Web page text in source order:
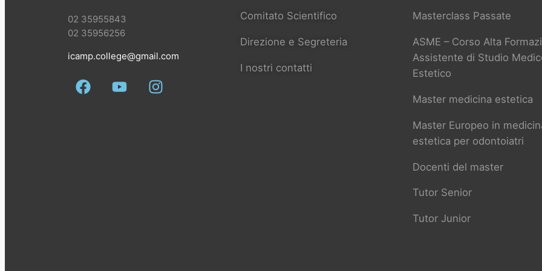
02 35955843
02 35956256
icamp.college@gmail.com
Comitato Scientifico
Direzione e Segreteria
I nostri contatti
Masterclass Passate
ASME – Corso Alta
Assistente di Studio
Estetico
Master medicina estetica
Master Europeo in
estetica per odontoiatri
Docenti del master
Tutor Senior
Tutor Junior